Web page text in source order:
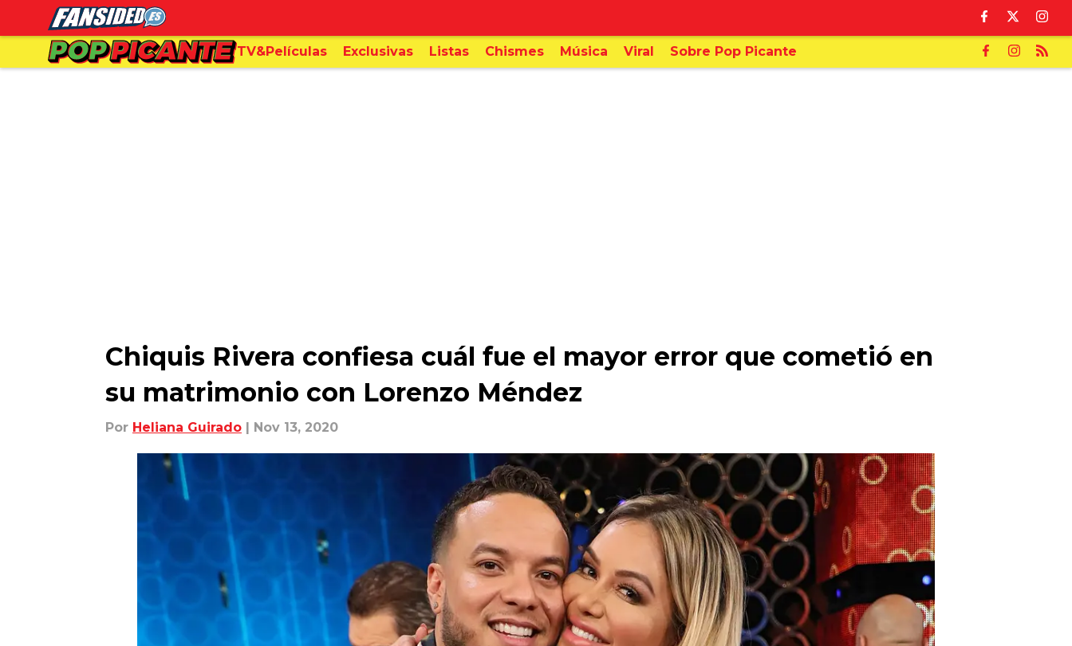
TV&Películas Exclusivas Listas Chismes Música Viral Sobre Pop Picante
Chiquis Rivera confiesa cuál fue el mayor error que cometió en
su matrimonio con Lorenzo Méndez
Por Heliana Guirado | Nov 13, 2020